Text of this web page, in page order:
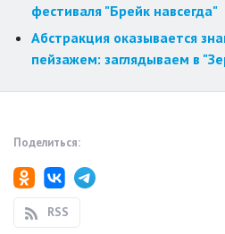
фестиваля "Брейк навсегда"
Абстракция оказывается
пейзажем: заглядываем в
Поделиться:
RSS